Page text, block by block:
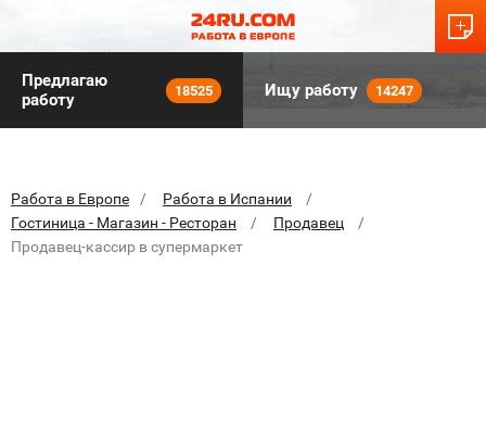
Предлагаю
работу
18525 Ищу работу 14247
Работа в Европе
Работа в Испании
Гостиница - Магазин - Ресторан
Продавец
Продавец-кассир в супермаркет